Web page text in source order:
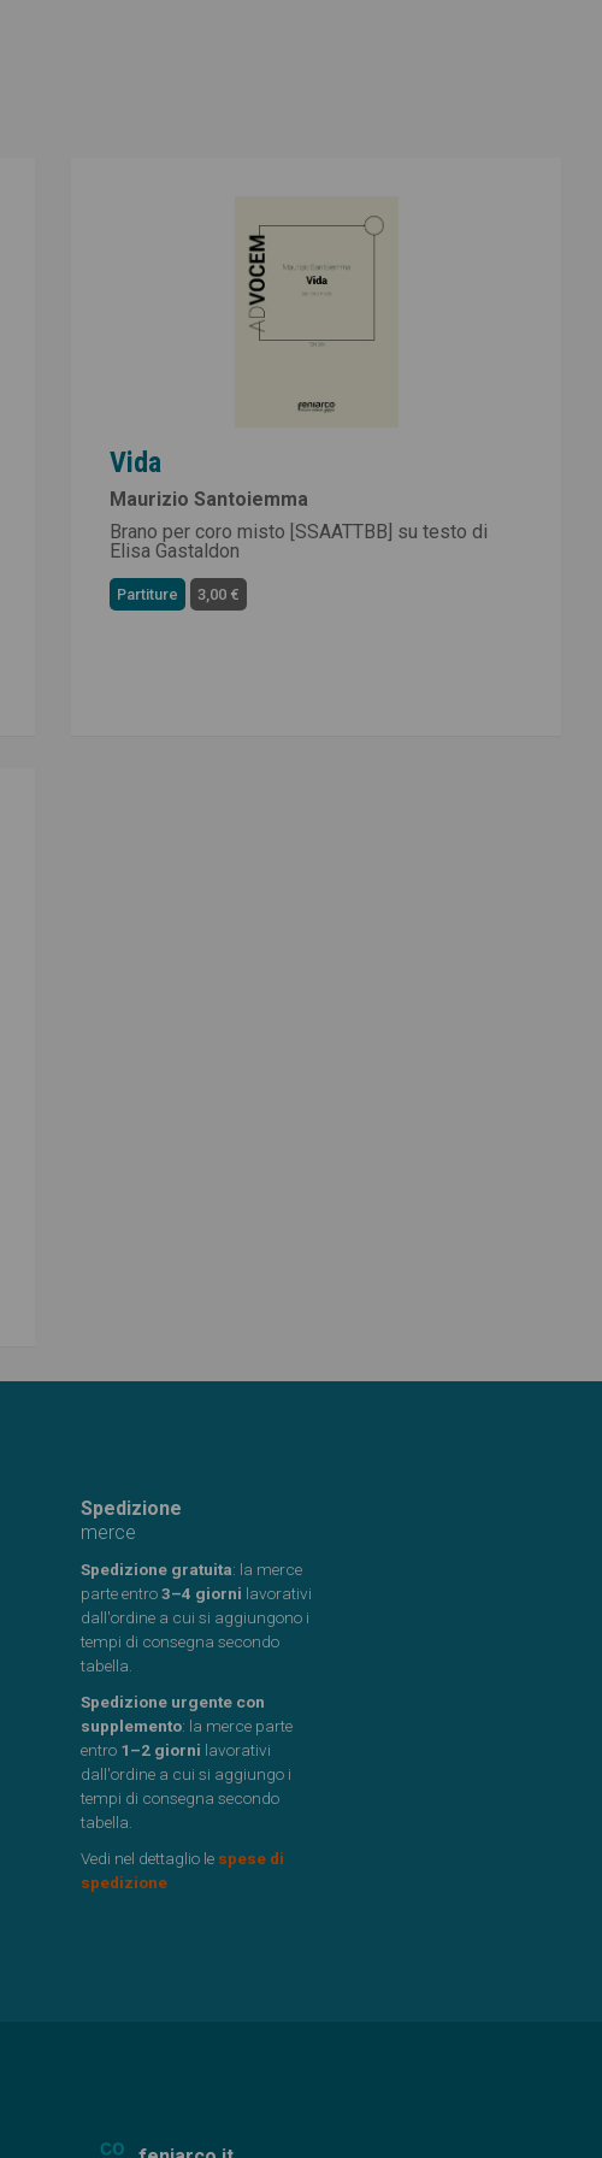
Vida
Maurizio Santoiemma
Brano per coro misto [SSAATTBB] su testo di
Elisa Gastaldon
Partiture 3,00 €
Spedizione
merce
Spedizione gratuita: la merce
parte entro3–4 giorni lavorativi
dall'ordine a cui si aggiungono i
tempi di consegna secondo
tabella.
Spedizione urgente con
supplemento: la merce parte
entro 1–2 giorni lavorativi
dall'ordine a cui si aggiungo i
tempi di consegna secondo
tabella.
Vedi nel dettaglio le spese di
spedizione